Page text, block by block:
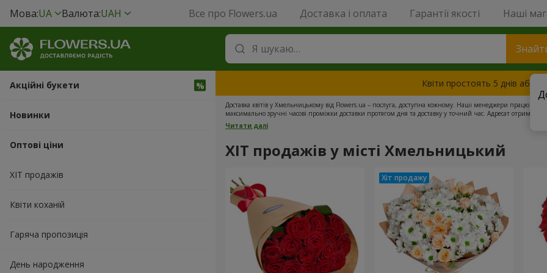
Мова:UA Валюта:UAH Все про Flowers.ua Доставка і оплата Гарантії якості Наші
Акційні букети
Новинки
Оптові ціни
ХІТ продажів
Квіти коханій
Гаряча пропозиція
День народження
Квіти простоять 5 днів або
Доставка квітів у Хмельницькому від Flowers.ua – послуга, доступна кожному. Наші менеджери працюють
максимально зручні часові проміжки доставки протягом дня та доставку у точний час. Адресат отримає
безпосередньо в день доставки. Також будь-який букет можна доповнити листівкою, солодощами,
прекрасними квітами. З Flowers.ua дарувати радість простіше та приємніше.
Читати далі
ХІТ продажів у місті Хмельницький